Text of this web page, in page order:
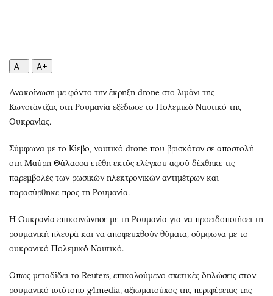
Παράξενα
Σινεμά
Θέατρο-Χορός
Εικαστικά
Βιβλίο
Χειρόγραφα
Wine routes
Προσφορές
Προσωπικότητες στην ''Κ''
A− A+
Ανακοίνωση με φόντο την έκρηξη drone στο λιμάνι της
Κωνστάντζας στη Ρουμανία εξέδωσε το Πολεμικό Ναυτικό της
Ουκρανίας.
Σύμφωνα με το Κίεβο, ναυτικό drone που βρισκόταν σε αποστολή
στη Μαύρη Θάλασσα ετέθη εκτός ελέγχου αφού δέχθηκε τις
παρεμβολές των ρωσικών ηλεκτρονικών αντιμέτρων και
παρασύρθηκε προς τη Ρουμανία.
Η Ουκρανία επικοινώνησε με τη Ρουμανία για να προειδοποιήσει τη
ρουμανική πλευρά και να αποφευχθούν θύματα, σύμφωνα με το
ουκρανικό Πολεμικό Ναυτικό.
Οπως μεταδίδει το Reuters, επικαλούμενο σχετικές δηλώσεις στον
ρουμανικό ιστότοπο g4media, αξιωματούχος της περιφέρειας της